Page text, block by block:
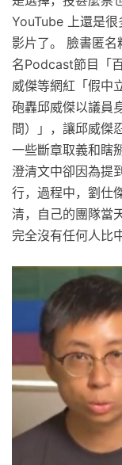
YouTube 上還是
影片了。 臉書匿
名Podcast節目「
威傑等網紅「假中
砲轟邱威傑以議員
間）」，讓邱威傑
一些斷章取義和瞎
澄清文中卻因為提
行，過程中，劉仕
清，自己的團隊當
完全沒有任何人比